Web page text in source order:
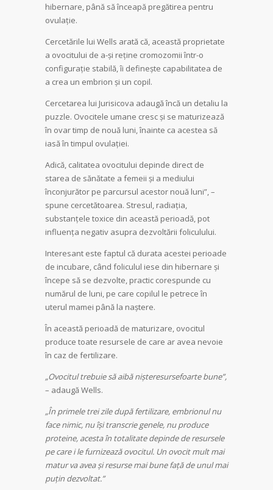
hibernare, până să înceapă pregătirea pentru
ovulație.
Cercetările lui Wells arată că, această proprietate
a ovocitului de a-și reține cromozomii într-o
configurație stabilă, îi definește capabilitatea de
a crea un embrion și un copil.
Cercetarea lui Jurisicova adaugă încă un detaliu la
puzzle. Ovocitele umane cresc și se maturizează
în ovar timp de nouă luni, înainte ca acestea să
iasă în timpul ovulației.
Adică, calitatea ovocitului depinde direct de
starea de sănătate a femeii și a mediului
înconjurător pe parcursul acestor nouă luni”, –
spune cercetătoarea. Stresul, radiația,
substanțele toxice din această perioadă, pot
influența negativ asupra dezvoltării foliculului.
Interesant este faptul că durata acestei perioade
de incubare, când foliculul iese din hibernare și
începe să se dezvolte, practic corespunde cu
numărul de luni, pe care copilul le petrece în
uterul mamei până la naștere.
În această perioadă de maturizare, ovocitul
produce toate resursele de care ar avea nevoie
în caz de fertilizare.
„Ovocitul trebuie să aibă nișteresursefoarte bune”,
– adaugă Wells.
„În primele trei zile după fertilizare, embrionul nu
face nimic, nu își transcrie genele, nu produce
proteine, acesta în totalitate depinde de resursele
pe care i le furnizează ovocitul. Un ovocit mult mai
matur va avea și resurse mai bune față de unul mai
puțin dezvoltat.”